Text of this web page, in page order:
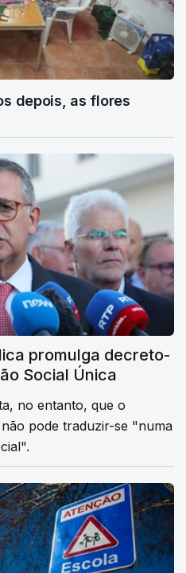
depois, as flores
promulga decreto-
Social Única
no entanto, que o
pode traduzir-se "numa